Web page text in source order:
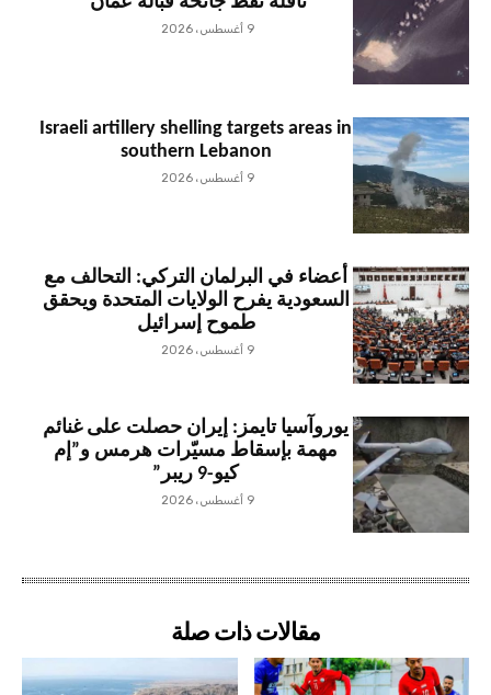
9 أغسطس، 2026
Israeli artillery shelling targets areas in
southern Lebanon
9 أغسطس، 2026
أعضاء في البرلمان التركي: التحالف مع
السعودية يفرح الولايات المتحدة ويحقق
طموح إسرائيل
9 أغسطس، 2026
يوروآسيا تايمز: إيران حصلت على غنائم
مهمة بإسقاط مسيّرات هرمس و”إم
كيو-9 ريبر”
9 أغسطس، 2026
مقالات ذات صلة